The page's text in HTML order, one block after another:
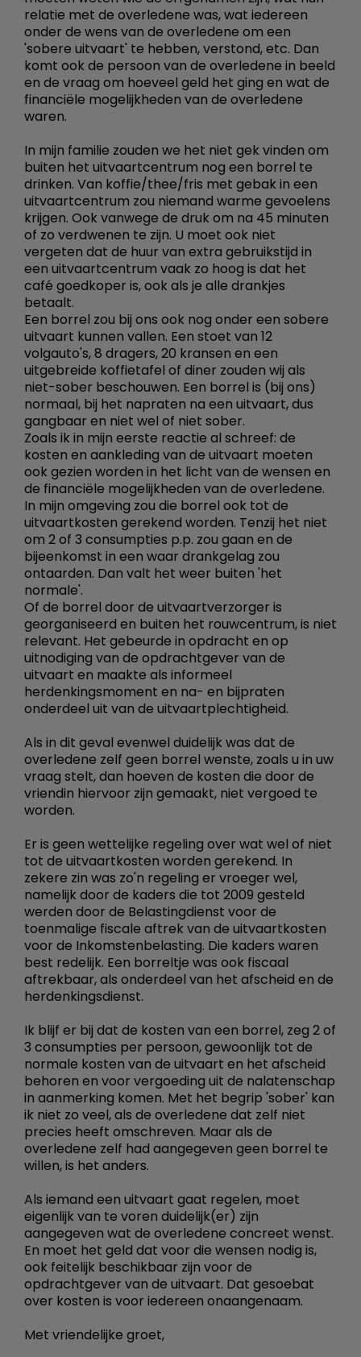
relatie met de overledene was, wat iedereen
onder de wens van de overledene om een
'sobere uitvaart' te hebben, verstond, etc. Dan
komt ook de persoon van de overledene in beeld
en de vraag om hoeveel geld het ging en wat de
financiële mogelijkheden van de overledene
waren.
In mijn familie zouden we het niet gek vinden om
buiten het uitvaartcentrum nog een borrel te
drinken. Van koffie/thee/fris met gebak in een
uitvaartcentrum zou niemand warme gevoelens
krijgen. Ook vanwege de druk om na 45 minuten
of zo verdwenen te zijn. U moet ook niet
vergeten dat de huur van extra gebruikstijd in
een uitvaartcentrum vaak zo hoog is dat het
café goedkoper is, ook als je alle drankjes
betaalt.
Een borrel zou bij ons ook nog onder een sobere
uitvaart kunnen vallen. Een stoet van 12
volgauto's, 8 dragers, 20 kransen en een
uitgebreide koffietafel of diner zouden wij als
niet-sober beschouwen. Een borrel is (bij ons)
normaal, bij het napraten na een uitvaart, dus
gangbaar en niet wel of niet sober.
Zoals ik in mijn eerste reactie al schreef: de
kosten en aankleding van de uitvaart moeten
ook gezien worden in het licht van de wensen en
de financiële mogelijkheden van de overledene.
In mijn omgeving zou die borrel ook tot de
uitvaartkosten gerekend worden. Tenzij het niet
om 2 of 3 consumpties p.p. zou gaan en de
bijeenkomst in een waar drankgelag zou
ontaarden. Dan valt het weer buiten 'het
normale'.
Of de borrel door de uitvaartverzorger is
georganiseerd en buiten het rouwcentrum, is niet
relevant. Het gebeurde in opdracht en op
uitnodiging van de opdrachtgever van de
uitvaart en maakte als informeel
herdenkingsmoment en na- en bijpraten
onderdeel uit van de uitvaartplechtigheid.
Als in dit geval evenwel duidelijk was dat de
overledene zelf geen borrel wenste, zoals u in uw
vraag stelt, dan hoeven de kosten die door de
vriendin hiervoor zijn gemaakt, niet vergoed te
worden.
Er is geen wettelijke regeling over wat wel of niet
tot de uitvaartkosten worden gerekend. In
zekere zin was zo'n regeling er vroeger wel,
namelijk door de kaders die tot 2009 gesteld
werden door de Belastingdienst voor de
toenmalige fiscale aftrek van de uitvaartkosten
voor de Inkomstenbelasting. Die kaders waren
best redelijk. Een borreltje was ook fiscaal
aftrekbaar, als onderdeel van het afscheid en de
herdenkingsdienst.
Ik blijf er bij dat de kosten van een borrel, zeg 2 of
3 consumpties per persoon, gewoonlijk tot de
normale kosten van de uitvaart en het afscheid
behoren en voor vergoeding uit de nalatenschap
in aanmerking komen. Met het begrip 'sober' kan
ik niet zo veel, als de overledene dat zelf niet
precies heeft omschreven. Maar als de
overledene zelf had aangegeven geen borrel te
willen, is het anders.
Als iemand een uitvaart gaat regelen, moet
eigenlijk van te voren duidelijk(er) zijn
aangegeven wat de overledene concreet wenst.
En moet het geld dat voor die wensen nodig is,
ook feitelijk beschikbaar zijn voor de
opdrachtgever van de uitvaart. Dat gesoebat
over kosten is voor iedereen onaangenaam.
Met vriendelijke groet,